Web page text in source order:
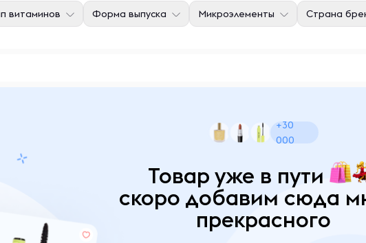
витаминов Форма выпуска Микроэлементы Страна
+30
000
Товар уже в пути
скоро добавим сюда
прекрасного